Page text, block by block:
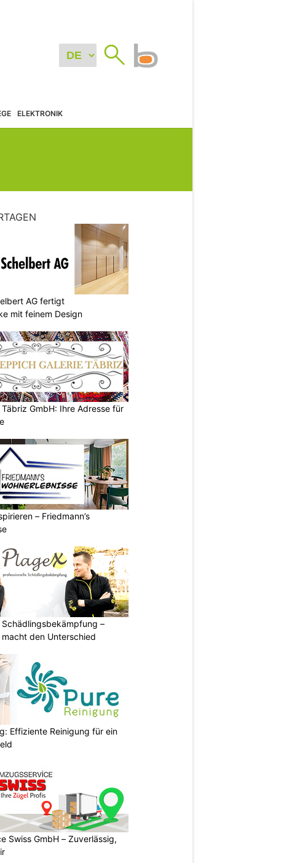
ELEKTRONIK
AG fertigt
mit feinem Design
GmbH: Ihre Adresse für
– Friedmann’s
Schädlingsbekämpfung –
macht den Unterschied
Effiziente Reinigung für ein
Swiss GmbH – Zuverlässig,